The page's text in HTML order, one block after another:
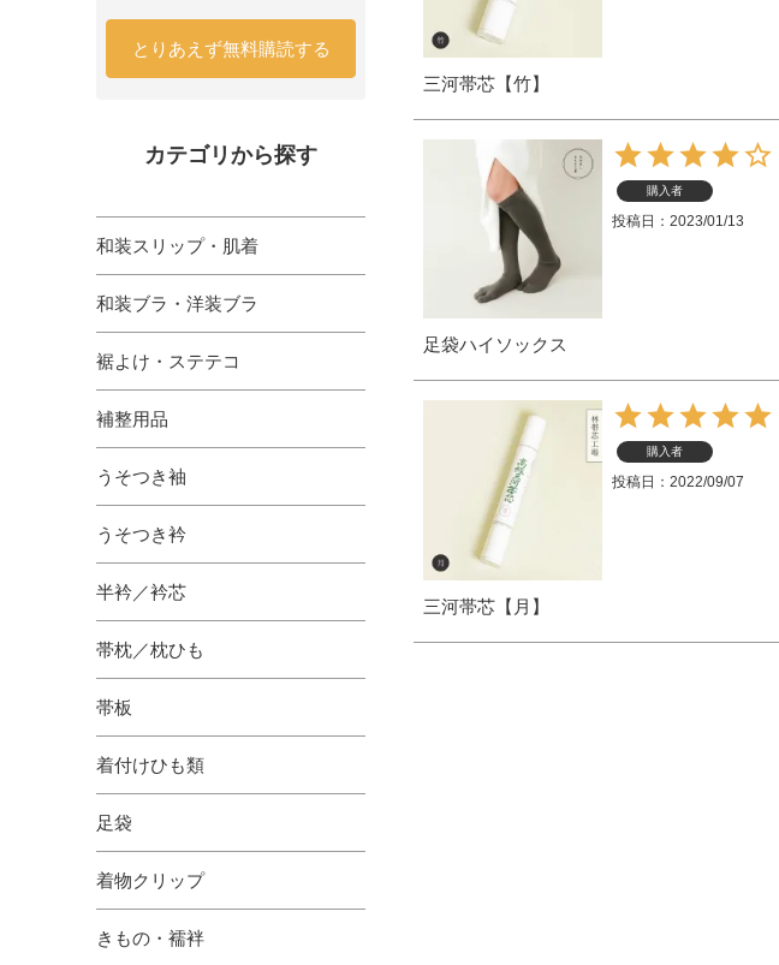
とりあえず無料購読する
カテゴリから探す
和装スリップ・肌着
和装ブラ・洋装ブラ
裾よけ・ステテコ
補整用品
うそつき袖
うそつき衿
半衿／衿芯
帯枕／枕ひも
帯板
着付けひも類
足袋
着物クリップ
きもの・襦袢
三河帯芯【竹】
足袋ハイソックス
購入者
投稿日 2023/01/13
三河帯芯【月】
購入者
投稿日 2022/09/07